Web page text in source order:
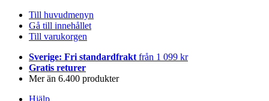
Till huvudmenyn
Gå till innehållet
Till varukorgen
Sverige: Fri standardfrakt från 1 099 kr
Gratis returer
Mer än 6.400 produkter
Hjälp